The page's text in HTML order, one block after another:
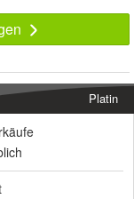
Platin